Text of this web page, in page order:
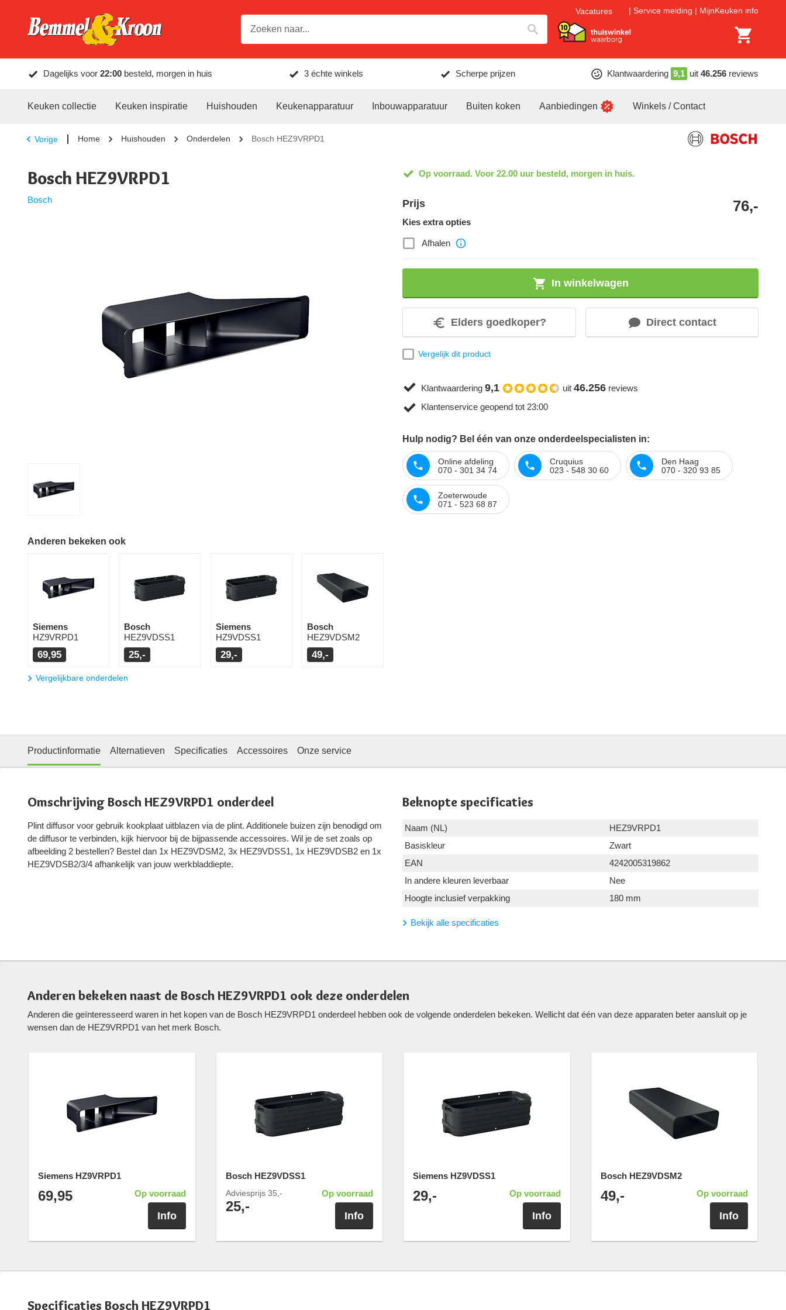
Vacatures Service melding MijnKeuken info
Dagelijks voor 22:00 besteld, morgen in huis 3 échte winkels Scherpe prijzen Klantwaardering 9,1 uit 46.256 reviews
Keuken collectie Keuken inspiratie Huishouden Keukenapparatuur Inbouwapparatuur Buiten koken Aanbiedingen Winkels / Contact
Vorige Home Huishouden Onderdelen Bosch HEZ9VRPD1
Bosch HEZ9VRPD1
Bosch
Anderen bekeken ook
Siemens
HZ9VRPD1
69,95
Bosch
HEZ9VDSS1
25,-
Siemens
HZ9VDSS1
29,-
Bosch
HEZ9VDSM2
49,-
Vergelijkbare onderdelen
Op voorraad. Voor 22.00 uur besteld, morgen in huis.
Prijs 76,-
Kies extra opties
Afhalen
In winkelwagen
Elders goedkoper? Direct contact
Vergelijk dit product
Klantwaardering 9,1 uit 46.256 reviews
Klantenservice geopend tot 23:00
Hulp nodig? Bel één van onze onderdeelspecialisten in:
Online afdeling
070 - 301 34 74
Cruquius
023 - 548 30 60
Den Haag
070 - 320 93 85
Zoeterwoude
071 - 523 68 87
Productinformatie Alternatieven Specificaties Accessoires Onze service
Omschrijving Bosch HEZ9VRPD1 onderdeel
Plint diffusor voor gebruik kookplaat uitblazen via de plint. Additionele buizen zijn benodigd om
de diffusor te verbinden, kijk hiervoor bij de bijpassende accessoires. Wil je de set zoals op
afbeelding 2 bestellen? Bestel dan 1x HEZ9VDSM2, 3x HEZ9VDSS1, 1x HEZ9VDSB2 en 1x
HEZ9VDSB2/3/4 afhankelijk van jouw werkbladdiepte.
Beknopte specificaties
Naam (NL)
HEZ9VRPD1
Basiskleur
Zwart
EAN
4242005319862
In andere kleuren leverbaar
Nee
Hoogte inclusief verpakking
180 mm
Bekijk alle specificaties
Anderen bekeken naast de Bosch HEZ9VRPD1 ook deze onderdelen
Anderen die geïnteresseerd waren in het kopen van de Bosch HEZ9VRPD1 onderdeel hebben ook de volgende onderdelen bekeken. Wellicht dat één van deze apparaten beter aansluit op je
wensen dan de HEZ9VRPD1 van het merk Bosch.
Siemens HZ9VRPD1
69,95 Op voorraad
Info
Bosch HEZ9VDSS1
Adviesprijs 35,-
25,-
Op voorraad
Info
Siemens HZ9VDSS1
29,- Op voorraad
Info
Bosch HEZ9VDSM2
49,- Op voorraad
Info
Specificaties Bosch HEZ9VRPD1